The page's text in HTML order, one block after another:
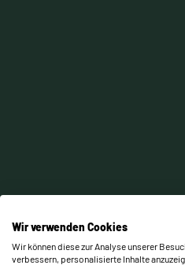
Wir verwenden Cookies
Wir können diese zur Analyse unserer
verbessern, personalisierte Inhalte